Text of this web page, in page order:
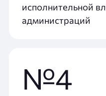
исполнительной
администраций
№4